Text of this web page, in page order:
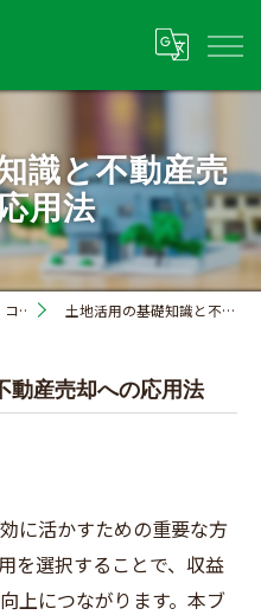
識と不動産売
用法
コラム 土地活用の基礎知識と不動産売却への応用法
動産売却への応用法
に活かすための重要な方
を選択することで、収益
上につながります。本ブ